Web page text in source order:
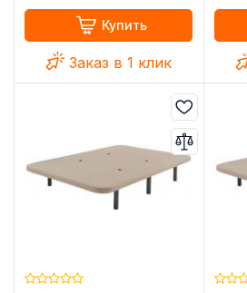
Купить
Заказ в 1 клик